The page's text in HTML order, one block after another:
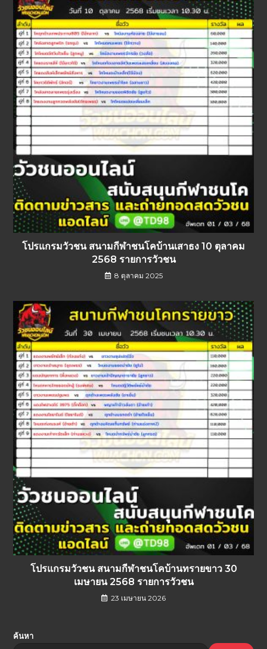
โปรแกรมวัวชน สนามกีฬาชนโคบ้านเสาธง 10 ตุลาคม
2568 รายการวัวชน
8 ตุลาคม 2025
โปรแกรมวัวชน สนามกีฬาชนโคบ้านทรายขาว 30
เมษายน 2568 รายการวัวชน
23 เมษายน 2026
ค้นหา